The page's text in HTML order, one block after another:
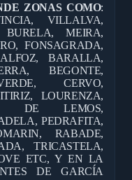
ZONAS COMO:
VILLALVA,
MEIRA,
FONSAGRADA,
BARALLA,
BEGONTE,
CERVO,
LOURENZA,
DE LEMOS,
PEDRAFITA,
RABADE,
TRICASTELA,
ETC, Y EN LA
DE GARCÍA